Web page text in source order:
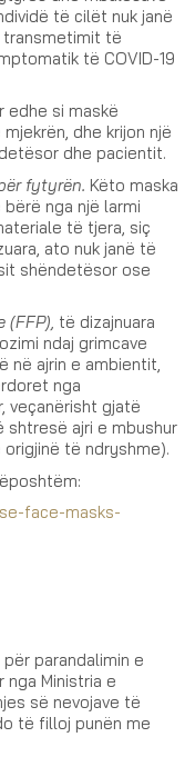
të cilët nuk janë
të
të COVID-19
edhe si maskë
dhe krijon një
dhe pacientit.
fytyrën. Këto maska
nga një larmi
të tjera, siç
ato nuk janë të
shëndetësor ose
(FFP), të dizajnuara
ndaj grimcave
në ajrin e ambientit,
nga
veçanërisht gjatë
ajri e mbushur
të ndryshme).
face-masks-
parandalimin e
nga Ministria e
së nevojave të
të filloj punën me